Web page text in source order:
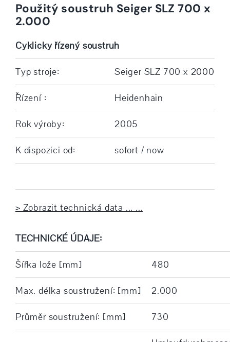
Použitý soustruh Seiger SLZ 700 x
2.000
Cyklicky řízený soustruh
Typ stroje: Seiger SLZ 700 x 2000
Řízení : Heidenhain
Rok výroby: 2005
K dispozici od: sofort / now
> Zobrazit technická data ... ...
TECHNICKÉ ÚDAJE:
Šířka lože [mm] 480
Max. délka soustružení: [mm] 2.000
Průměr soustružení: [mm] 730